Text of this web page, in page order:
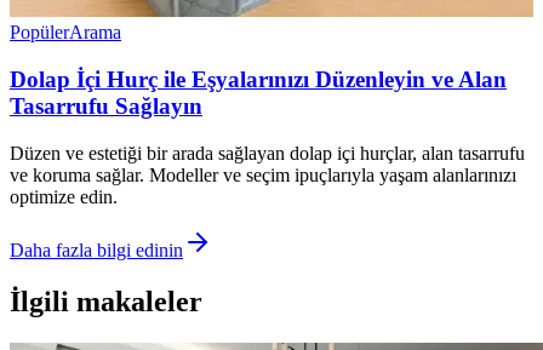
PopülerArama
Dolap İçi Hurç ile Eşyalarınızı Düzenleyin ve Alan
Tasarrufu Sağlayın
Düzen ve estetiği bir arada sağlayan dolap içi hurçlar, alan tasarrufu
ve koruma sağlar. Modeller ve seçim ipuçlarıyla yaşam alanlarınızı
optimize edin.
Daha fazla bilgi edinin
İlgili makaleler